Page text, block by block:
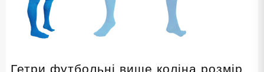
Гетри футбольні вище коліна розмір